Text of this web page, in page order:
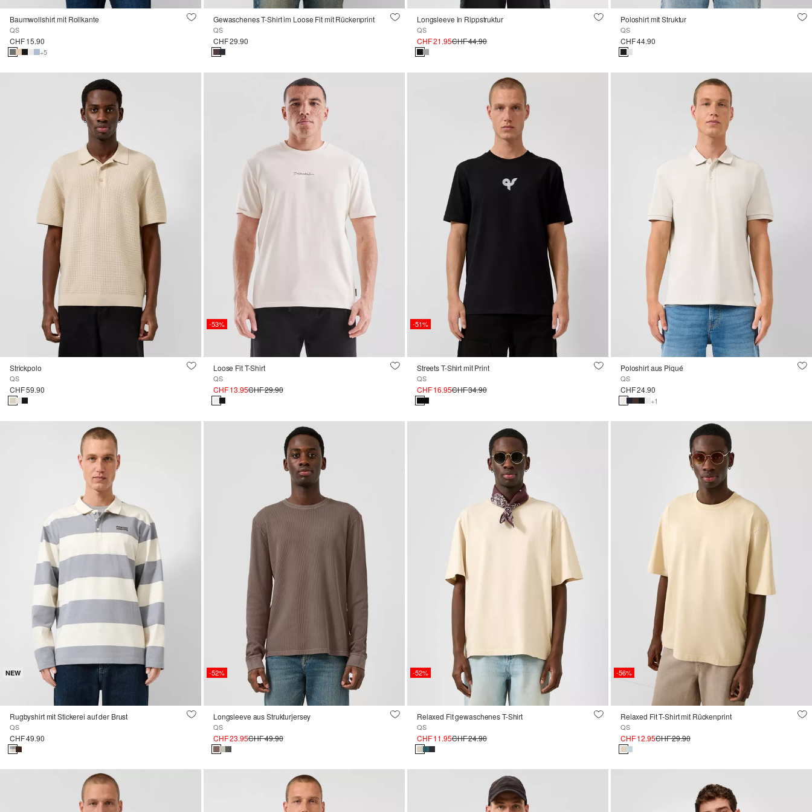
Baumwollshirt mit Rollkante
QS
CHF 15.90
+5
Gewaschenes T-Shirt im Loose Fit mit Rückenprint
QS
CHF 29.90
Longsleeve in Rippstruktur
QS
CHF 21.95CHF 44.90
Poloshirt mit Struktur
QS
CHF 44.90
Strickpolo
QS
CHF 59.90
-53%
Loose Fit T-Shirt
QS
CHF 13.95CHF 29.90
-51%
Streets T-Shirt mit Print
QS
CHF 16.95CHF 34.90
Poloshirt aus Piqué
QS
CHF 24.90
+1
NEW
Rugbyshirt mit Stickerei auf der Brust
QS
CHF 49.90
-52%
Longsleeve aus Strukturjersey
QS
CHF 23.95CHF 49.90
-52%
Relaxed Fit gewaschenes T-Shirt
QS
CHF 11.95CHF 24.90
-56%
Relaxed Fit T-Shirt mit Rückenprint
QS
CHF 12.95CHF 29.90